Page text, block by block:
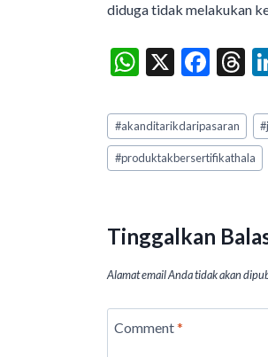
diduga tidak melakukan
W
at
s
A
p
X
F
e
b
o
k
T
Post
Tags:
#akanditarikdaripasaran #
#produktakbersertifikathala
Tinggalkan
Alamat email Anda tidak akan
Comment*